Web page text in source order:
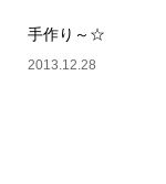
手作り～☆
2013.12.28